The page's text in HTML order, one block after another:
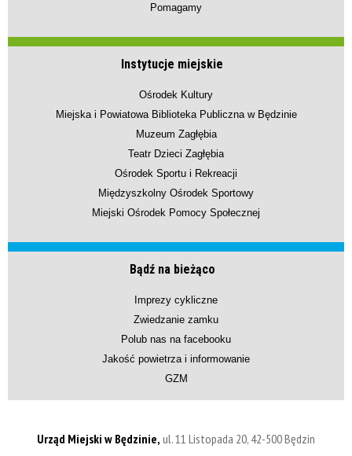
Pomagamy
Instytucje miejskie
Ośrodek Kultury
Miejska i Powiatowa Biblioteka Publiczna w Będzinie
Muzeum Zagłębia
Teatr Dzieci Zagłębia
Ośrodek Sportu i Rekreacji
Międzyszkolny Ośrodek Sportowy
Miejski Ośrodek Pomocy Społecznej
Bądź na bieżąco
Imprezy cykliczne
Zwiedzanie zamku
Polub nas na facebooku
Jakość powietrza i informowanie
GZM
Urząd Miejski w Będzinie, ul. 11 Listopada 20, 42-500 Będzin